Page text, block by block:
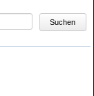
Suchen